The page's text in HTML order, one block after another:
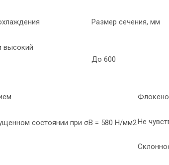
Размер сечения, мм
высокий
До 600
состоянии при σВ = 580 Н/мм2Не